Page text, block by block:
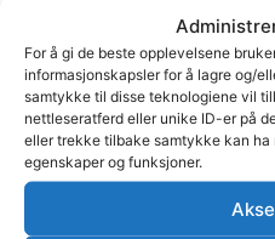
For å gi de beste opplevelsene
informasjonskapsler for å lagre og/
samtykke til disse teknologiene vil
nettleseratferd eller unike ID-er på
eller trekke tilbake samtykke kan
egenskaper og funksjoner.
University i Perth, Australia
Distinction.
Under studietiden jobbet han
kiropraktiske fag for
Han har bred erfaring med
nakke og rygg og har